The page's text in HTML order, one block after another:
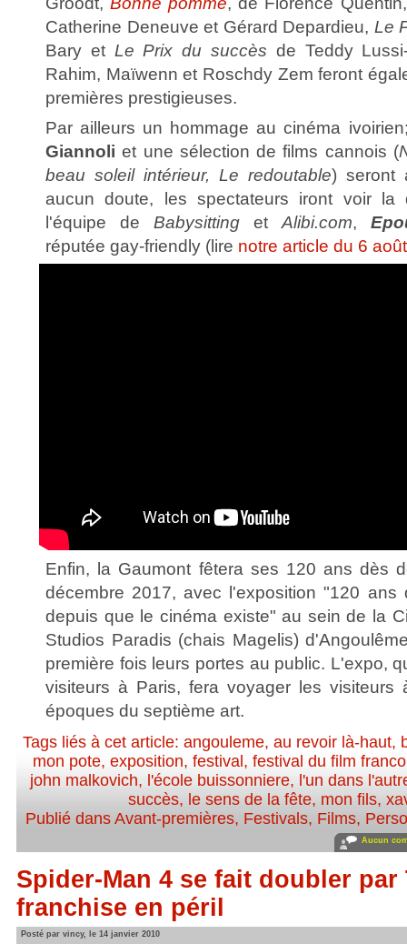
Catherine Deneuve et Gérard Depardieu, Le
Bary et Le Prix du succès de Teddy
Rahim, Maïwenn et Roschdy Zem feront
premières prestigieuses.
Par ailleurs un hommage au cinéma
Giannoli et une sélection de films cannois (
beau soleil intérieur, Le redoutable) seront
aucun doute, les spectateurs iront voir la
l'équipe de Babysitting et Alibi.com,
réputée gay-friendly (lire notre article du 6
Enfin, la Gaumont fêtera ses 120 ans dès
décembre 2017, avec l'exposition "120 ans
depuis que le cinéma existe" au sein de la
Studios Paradis (chais Magelis)
première fois leurs portes au public. L'expo,
visiteurs à Paris, fera voyager les visiteurs
époques du septième art.
Tags liés à cet article:angouleme,au revoir là-haut,
mon pote,exposition,festival ,festival du film
john malkovich, l'école buissonniere, l'un dans
succès, le sens de la fête, mon fils,
Publié dansAvant-premières, Festivals, Films,
Aucun
Spider-Man 4 se fait doubler
franchise en péril
Posté par vincy, le 14 janvier 2010